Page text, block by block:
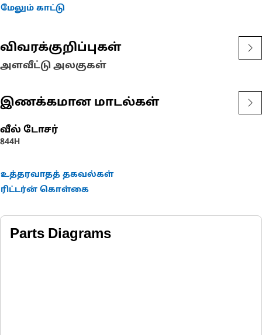
மேலும் காட்டு
விவரக்குறிப்புகள்
அளவீட்டு அலகுகள்
இணக்கமான மாடல்கள்
வீல் டோசர்
844H
உத்தரவாதத் தகவல்கள்
ரிட்டர்ன் கொள்கை
Parts Diagrams